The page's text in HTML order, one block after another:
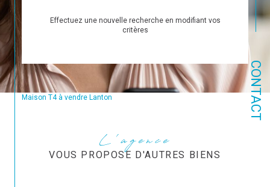
CONTACT
Effectuez une nouvelle recherche en modifiant vos
critères
Maison T4 à vendre Lanton
L'agence
VOUS PROPOSE D'AUTRES BIENS